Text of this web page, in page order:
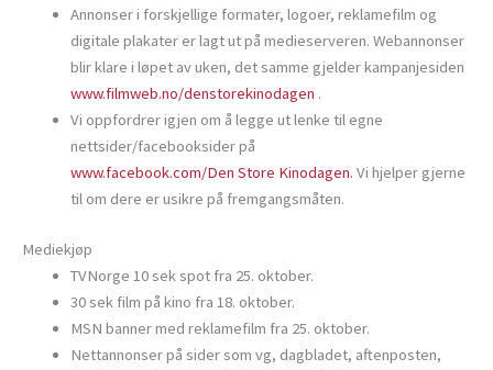
Annonser i forskjellige formater, logoer, reklamefilm og
digitale plakater er lagt ut på medieserveren. Webannonser
blir klare i løpet av uken, det samme gjelder kampanjesiden
www.filmweb.no/denstorekinodagen .
Vi oppfordrer igjen om å legge ut lenke til egne
nettsider/facebooksider på
www.facebook.com/Den Store Kinodagen. Vi hjelper gjerne
til om dere er usikre på fremgangsmåten.
Mediekjøp
TVNorge 10 sek spot fra 25. oktober.
30 sek film på kino fra 18. oktober.
MSN banner med reklamefilm fra 25. oktober.
Nettannonser på sider som vg, dagbladet, aftenposten,